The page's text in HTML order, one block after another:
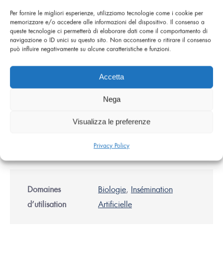
Per fornire le migliori esperienze, utilizziamo tecnologie come i cookie per
memorizzare e/o accedere alle informazioni del dispositivo. Il consenso a
queste tecnologie ci permetterà di elaborare dati come il comportamento di
navigazione o ID unici su questo sito. Non acconsentire o ritirare il consenso
può influire negativamente su alcune caratteristiche e funzioni.
Accetta
Nega
Visualizza le preferenze
Privacy Policy
ANTI-BASCULEMENT POUR LE TRANSPORT DES
RÉSERVOIRS POUR AZOTE LIQUIDE CRYOFARM.
L’ISOLATION EST AUSSI GARANTIE DES BANDES DE
RÉSERVOIRS YDS 3-50 E YDH 3-50.
Domaines
d’utilisation
Biologie, Insémination
Artificielle